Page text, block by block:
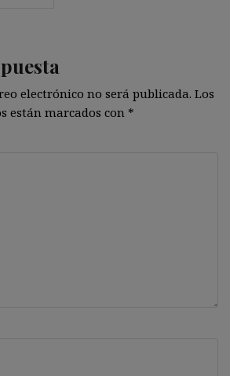
electrónico no será publicada. Los
están marcados con *